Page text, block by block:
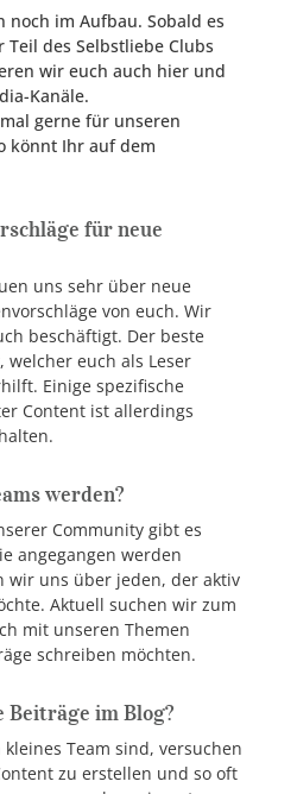
im Aufbau. Sobald es
des Selbstliebe Clubs
wir euch auch hier und
Kanäle.
gerne für unseren
könnt Ihr auf dem
für neue
uns sehr über neue
von euch. Wir
beschäftigt. Der beste
euch als Leser
Einige spezifische
Content ist allerdings
werden?
Community gibt es
angegangen werden
wir uns über jeden, der aktiv
Aktuell suchen wir zum
mit unseren Themen
schreiben möchten.
Beiträge im Blog?
Team sind, versuchen
zu erstellen und so oft